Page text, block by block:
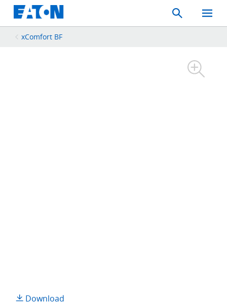
Search
Toggle
Mobile
xComfort BF
Download